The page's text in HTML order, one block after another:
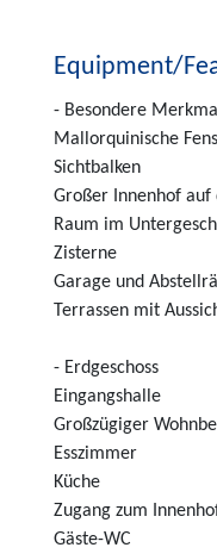
Equipment/
- Besondere
Mallorquinische
Sichtbalken
Großer Innenhof auf
Raum im
Zisterne
Garage und
Terrassen mit
- Erdgeschoss
Eingangshalle
Großzügiger
Esszimmer
Küche
Zugang zum
Gäste-WC